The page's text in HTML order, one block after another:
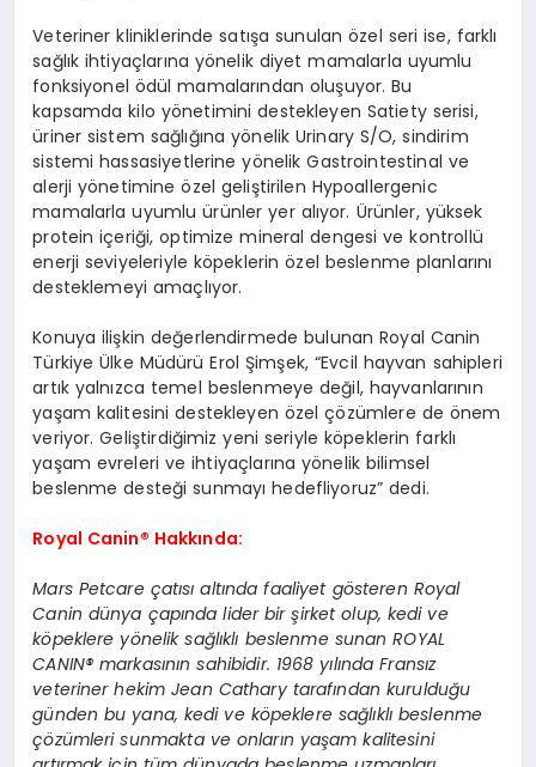
Veteriner kliniklerinde satışa sunulan özel seri ise, farklı
sağlık ihtiyaçlarına yönelik diyet mamalarla uyumlu
fonksiyonel ödül mamalarından oluşuyor. Bu
kapsamda kilo yönetimini destekleyen Satiety serisi,
üriner sistem sağlığına yönelik Urinary S/O, sindirim
sistemi hassasiyetlerine yönelik Gastrointestinal ve
alerji yönetimine özel geliştirilen Hypoallergenic
mamalarla uyumlu ürünler yer alıyor. Ürünler, yüksek
protein içeriği, optimize mineral dengesi ve kontrollü
enerji seviyeleriyle köpeklerin özel beslenme planlarını
desteklemeyi amaçlıyor.
Konuya ilişkin değerlendirmede bulunan Royal Canin
Türkiye Ülke Müdürü Erol Şimşek, “Evcil hayvan sahipleri
artık yalnızca temel beslenmeye değil, hayvanlarının
yaşam kalitesini destekleyen özel çözümlere de önem
veriyor. Geliştirdiğimiz yeni seriyle köpeklerin farklı
yaşam evreleri ve ihtiyaçlarına yönelik bilimsel
beslenme desteği sunmayı hedefliyoruz” dedi.
Royal Canin® Hakkında:
Mars Petcare çatısı altında faaliyet gösteren Royal
Canin dünya çapında lider bir şirket olup, kedi ve
köpeklere yönelik sağlıklı beslenme sunan ROYAL
CANIN® markasının sahibidir. 1968 yılında Fransız
veteriner hekim Jean Cathary tarafından kurulduğu
günden bu yana, kedi ve köpeklere sağlıklı beslenme
çözümleri sunmakta ve onların yaşam kalitesini